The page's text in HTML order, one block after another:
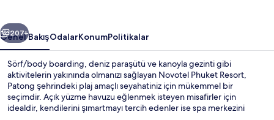
Sonraki
207+
Genel BakışOdalarKonumPolitikalar
Sörf/body boarding, deniz paraşütü ve kanoyla gezinti gibi
aktivitelerin yakınında olmanızı sağlayan Novotel Phuket Resort,
Patong şehrindeki plaj amaçlı seyahatiniz için mükemmel bir
seçimdir. Açık yüzme havuzu eğlenmek isteyen misafirler için
idealdir, kendilerini şımartmayı tercih edenler ise spa merkezini